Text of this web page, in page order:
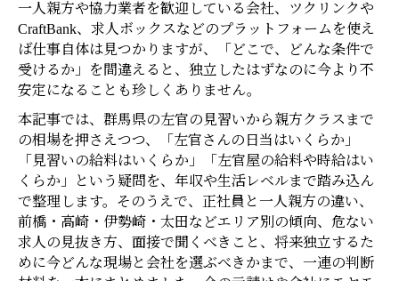
一人親方や協力業者を歓迎している会社、ツクリンクや
CraftBank、求人ボックスなどのプラットフォームを使え
ば仕事自体は見つかりますが、「どこで、どんな条件で
受けるか」を間違えると、独立したはずなのに今より不
安定になることも珍しくありません。
本記事では、群馬県の左官の見習いから親方クラスまで
の相場を押さえつつ、「左官さんの日当はいくらか」
「見習いの給料はいくらか」「左官屋の給料や時給はい
くらか」という疑問を、年収や生活レベルまで踏み込ん
で整理します。そのうえで、正社員と一人親方の違い、
前橋・高崎・伊勢崎・太田などエリア別の傾向、危ない
求人の見抜き方、面接で聞くべきこと、将来独立するた
めに今どんな現場と会社を選ぶべきかまで、一連の判断